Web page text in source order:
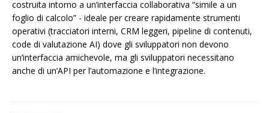
costruita intorno a un’interfaccia collaborativa “simile a un
foglio di calcolo” - ideale per creare rapidamente strumenti
operativi (tracciatori interni, CRM leggeri, pipeline di contenuti,
code di valutazione AI) dove gli sviluppatori non devono
un’interfaccia amichevole, ma gli sviluppatori necessitano
anche di un’API per l’automazione e l’integrazione.